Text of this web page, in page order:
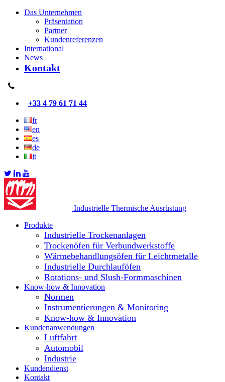
Das Unternehmen
Präsentation
Partner
Kundenreferenzen
International
News
Kontakt
+33 4 79 61 71 44
fr
en
es
de
it
Industrielle Thermische Ausrüstung
Produkte
Industrielle Trockenanlagen
Trockenöfen für Verbundwerkstoffe
Wärmebehandlungsöfen für Leichtmetalle
Industrielle Durchlauföfen
Rotations- und Slush-Formmaschinen
Know-how & Innovation
Normen
Instrumentierungen & Monitoring
Know-how & Innovation
Kundenanwendungen
Luftfahrt
Automobil
Industrie
Kundendienst
Kontakt